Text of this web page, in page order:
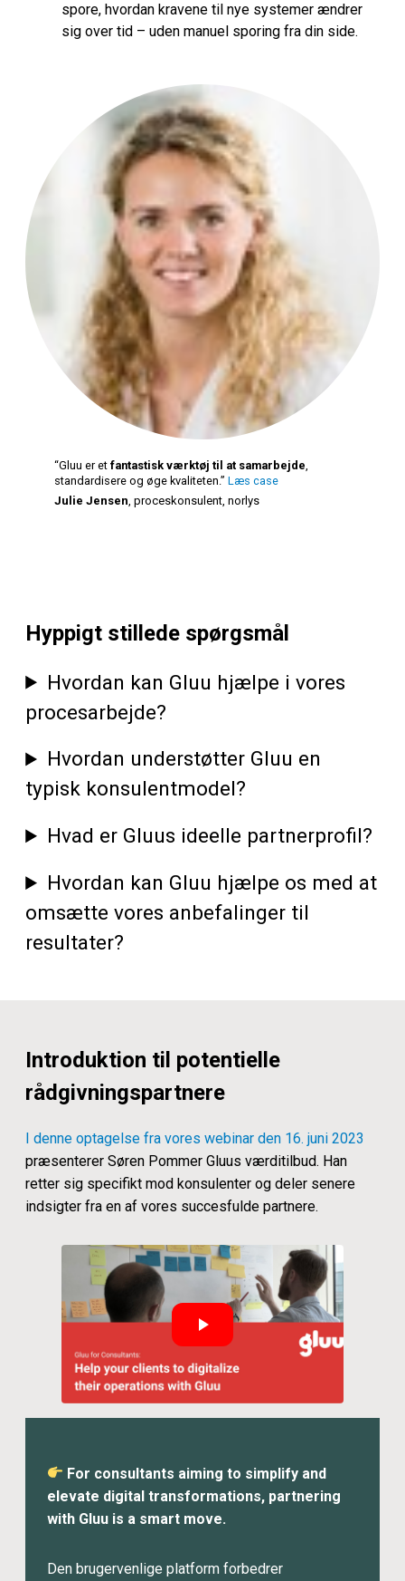
spore, hvordan kravene til nye systemer ændrer
sig over tid – uden manuel sporing fra din side.
“Gluu er et fantastisk værktøj til at samarbejde
standardisere og øge kvaliteten.” Læs case
Julie Jensen , proceskonsulent, norlys
Hyppigt stillede spørgsmål
Hvordan kan Gluu hjælpe i vores
procesarbejde?
Hvordan understøtter Gluu en
typisk konsulentmodel?
Hvad er Gluus ideelle partnerprofil?
Hvordan kan Gluu hjælpe os med at
omsætte vores anbefalinger til
resultater?
Introduktion til potentielle
rådgivningspartnere
I denne optagelse fra vores webinar den 16. juni 2023
præsenterer Søren Pommer Gluus værditilbud. Han
retter sig specifikt mod konsulenter og deler senere
indsigter fra en af vores succesfulde partnere.
For consultants aiming to simplify and
elevate digital transformations, partnering
with Gluu is a smart move.
Den brugervenlige platform forbedrer